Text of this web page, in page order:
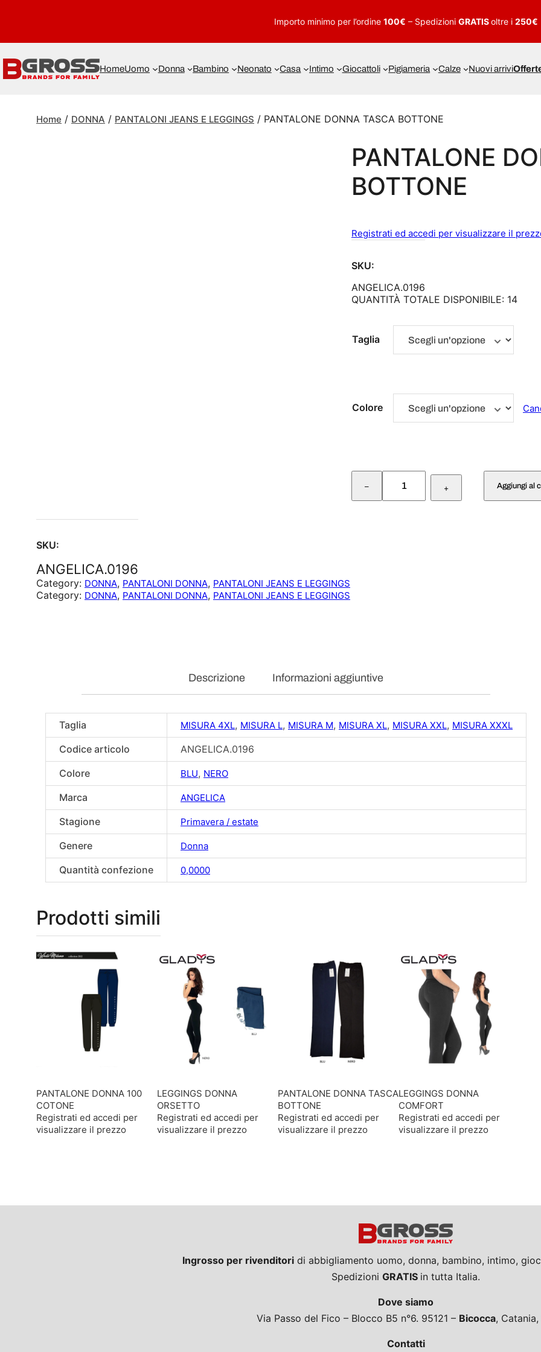
Importo minimo per l’ordine 100€ – Spedizioni GRATISoltre i 250€
HomeUomo Donna Bambino Neonato Casa Intimo Giocattoli Pigiameria Calze Nuovi arrivi
Home / DONNA / PANTALONI JEANS E LEGGINGS / PANTALONE DONNA TASCA BOTTONE
PANTALONE
BOTTONE
Registrati ed accedi per visualizzare il
SKU:
ANGELICA.0196
QUANTITÀ TOTALE DISPONIBILE: 14
Taglia
Colore
–
P
N
C
A
T
+ Aggiungi al
SKU:
ANGELICA.0196
Category: DONNA, PANTALONI DONNA, PANTALONI JEANS E LEGGINGS
Category: DONNA, PANTALONI DONNA, PANTALONI JEANS E LEGGINGS
Descrizione Informazioni aggiuntive
Taglia MISURA 4XL, MISURA L, MISURA M, MISURA XL, MISURA XXL, MISURA XXXL
Codice articolo
ANGELICA.0196
Colore
BLU, NERO
Marca ANGELICA
Stagione Primavera / estate
Genere Donna
Quantità confezione 0,0000
Prodotti simili
PANTALONE DONNA 100
COTONE
Registrati ed accedi per
visualizzare il prezzo
LEGGINGS DONNA
ORSETTO
Registrati ed accedi per
visualizzare il prezzo
PANTALONE DONNA TASCA
BOTTONE
Registrati ed accedi per
visualizzare il prezzo
LEGGINGS DONNA
COMFORT
Registrati ed accedi per
visualizzare il prezzo
Ingrosso per rivenditori di abbigliamento uomo, donna, bambino, intimo,
Spedizioni GRATIS in tutta Italia.
Dove siamo
Via Passo del Fico – Blocco B5 n°6. 95121 – Bicocca,
Contatti